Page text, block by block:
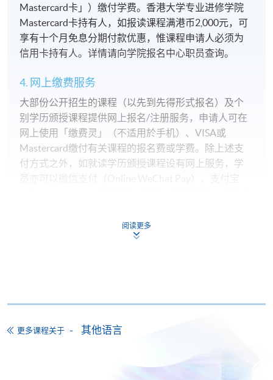
Mastercard卡」）缴付学费。香港大学专业进修学院
Mastercard卡持有人，如报读课程满港币2,000元，可
享有十个月免息分期付款优惠，惟课程申请人必须为
信用卡持有人。详情请向学院报名中心职员查询。
4. 网上缴费服务
大部份公开招生的课程（以先到先得形式报名）及个
别学历颁授课程提供网上报名/注册服务，申请人可在
网上使用「缴费灵」（不适用於手机）、VISA或
Mastercard缴付有关课程的报名费或学费。除上述支
付方式之外，如就读学历颁授课程设有网上服务，学
员亦可以微信支付（Online WeChat Pay）、支付宝
而取消）之外，一切已缴费用概不退还。如获学院批
准退还款项，以现金、易办事、微信支付、支付宝、
阅读更多
更多课程关于 其他语言